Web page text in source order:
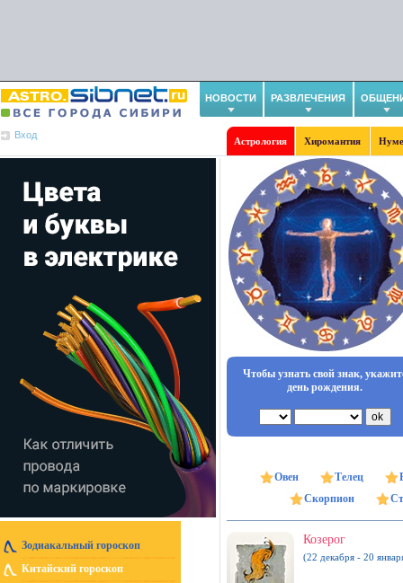
НОВОСТИ РАЗВЛЕЧЕНИЯ
Вход
Астрология Хиромантия
Зодиакальный гороскоп
Китайский гороскоп
Чтобы узнать свой знак,
день рождения.
Овен Телец
Скорпион
Козерог
(22 декабря - 20